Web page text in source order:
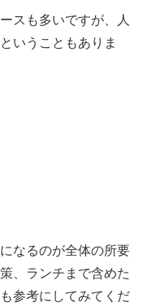
スも多いですが、人
いうこともありま
なるのが全体の所要
、ランチまで含めた
参考にしてみてくだ